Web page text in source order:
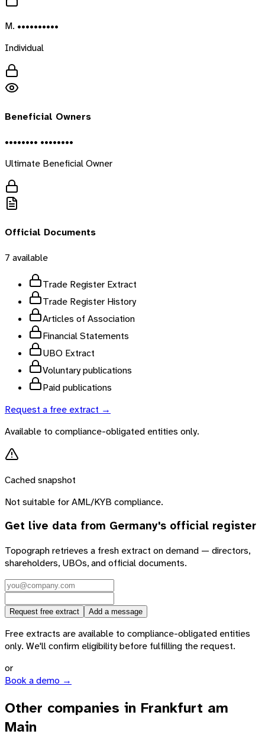
M. ••••••••••
Individual
Beneficial Owners
•••••••• ••••••••
Ultimate Beneficial Owner
Official Documents
7 available
Trade Register Extract
Trade Register History
Articles of Association
Financial Statements
UBO Extract
Voluntary publications
Paid publications
Request a free extract →
Available to compliance-obligated entities only.
Cached snapshot
Not suitable for AML/KYB compliance.
Get live data from Germany's official register
Topograph retrieves a fresh extract on demand — directors,
shareholders, UBOs, and official documents.
Request free extract Add a message
Free extracts are available to compliance-obligated entities
only. We'll confirm eligibility before fulfilling the request.
or
Book a demo →
Other companies in Frankfurt am
Main